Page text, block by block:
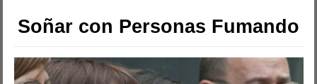
Soñar con Personas Fumando